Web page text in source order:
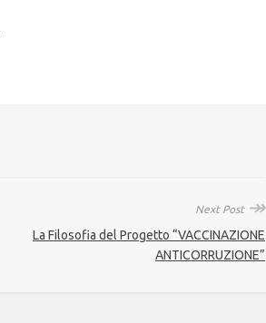
Next Post ↠
La Filosofia del Progetto “VACCINAZIONE
ANTICORRUZIONE”